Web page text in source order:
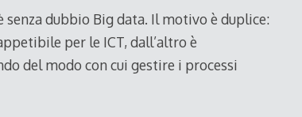
dubbio Big data. Il motivo è duplice:
per le ICT, dall’altro è
del modo con cui gestire i processi